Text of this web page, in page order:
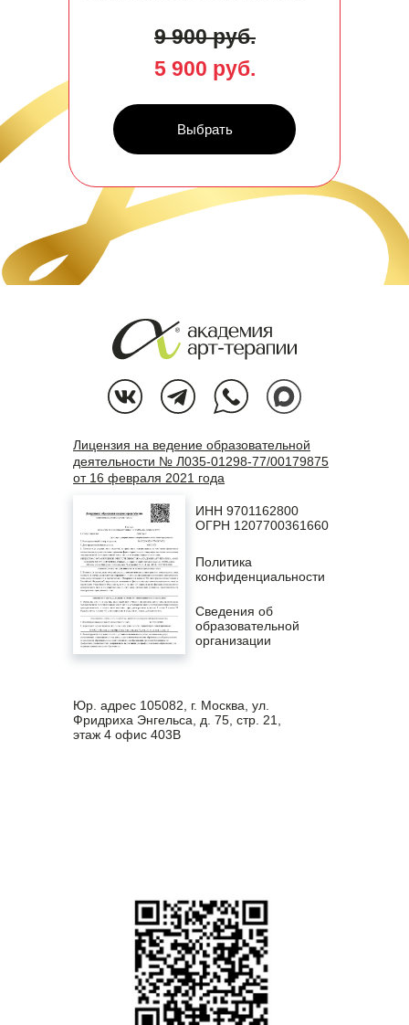
9 900 руб.
5 900 руб.
Выбрать
ИНН 9701162800
ОГРН 1207700361660
Сведения об
образовательной
организации
Лицензия на ведение образовательной
деятельности № Л035-01298-77/00179875
от 16 февраля 2021 года
Политика
конфиденциальности
Юр. адрес 105082, г. Москва, ул.
Фридриха Энгельса, д. 75, стр. 21,
этаж 4 офис 403В